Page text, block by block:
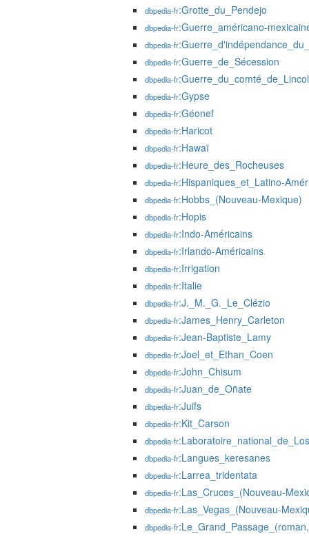
dbpedia-fr:Grotte_du_Pendejo
dbpedia-fr:Guerre_américano-
dbpedia-fr
dbpedia-fr:Guerre_de_Sécession
dbpedia-fr
dbpedia-fr:Gypse
dbpedia-fr:Géonef
dbpedia-fr:Haricot
dbpedia-fr:Hawaï
dbpedia-fr:Heure_des_Rocheuses
dbpedia-fr:Hispaniques_et_Latino-
dbpedia-fr:Hobbs_(Nouveau-Mexique)
dbpedia-fr:Hopis
dbpedia-fr:Indo-Américains
dbpedia-fr:Irlando-Américains
dbpedia-fr:Irrigation
dbpedia-fr:Italie
dbpedia-fr:J._M._G._Le_Clézio
dbpedia-fr:James_Henry_Carleton
dbpedia-fr:Jean-Baptiste_Lamy
dbpedia-fr:Joel_et_Ethan_Coen
dbpedia-fr:John_Chisum
dbpedia-fr:Juan_de_Oñate
dbpedia-fr:Juifs
dbpedia-fr:Kit_Carson
dbpedia-fr
dbpedia-fr:Langues_keresanes
dbpedia-fr:Larrea_tridentata
dbpedia-fr:Las_Cruces_(Nouveau-
dbpedia-fr:Las_Vegas_(Nouveau-
dbpedia-fr